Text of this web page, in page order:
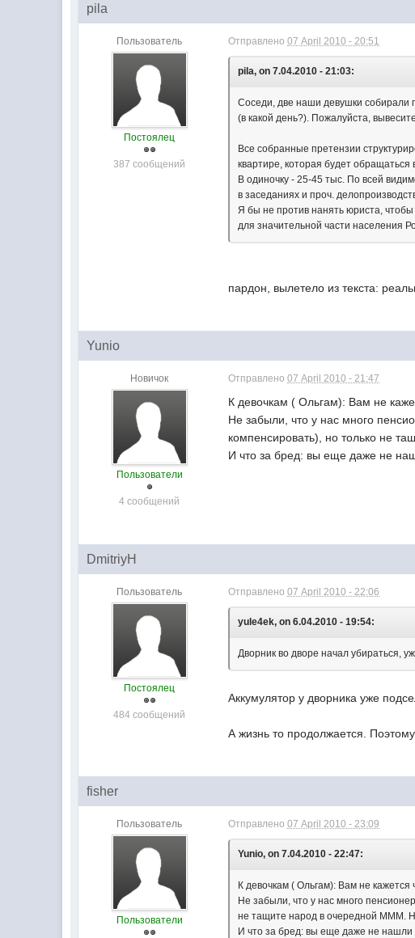
pila
Пользователь
Постоялец
387 сообщений
Отправлено07 April 2010 - 20:51
pila, on 7.04.2010 - 21:03:
Соседи, две наши девушки собирали
(в какой день?). Пожалуйста,
Все собранные претензии
квартире, которая будет обращаться
В одиночку - 25-45 тыс. По всей
в заседаниях и проч.
Я бы не против нанять юриста,
для значительной части населения
пардон, вылетело из текста:
Yunio
Новичок
Пользователи
4 сообщений
Отправлено07 April 2010 - 21:47
К девочкам ( Ольгам): Вам не
Не забыли, что у нас много
компенсировать), но только не
И что за бред: вы еще даже не
DmitriyH
Пользователь
Постоялец
484 сообщений
Отправлено07 April 2010 - 22:06
yule4ek, on 6.04.2010 - 19:54:
Дворник во дворе начал убираться,
Аккумулятор у дворника уже
А жизнь то продолжается.
fisher
Пользователь
Пользователи
Отправлено07 April 2010 - 23:09
Yunio, on 7.04.2010 - 22:47:
К девочкам ( Ольгам): Вам не кажется
Не забыли, что у нас много
не тащите народ в очередной МММ.
И что за бред: вы еще даже не нашли